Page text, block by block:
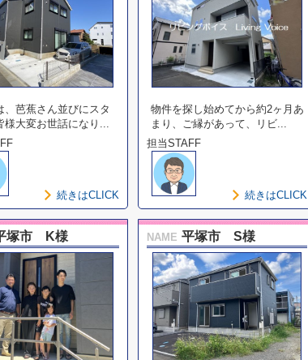
、芭蕉さん並びにスタ
様大変お世話になり...
続きはCLICK
物件を探し始めてから約2ヶ月あ
まり、ご縁があって、リビ...
担当STAFF
続きはCLICK
塚市 K様 NAME 平塚市 S様